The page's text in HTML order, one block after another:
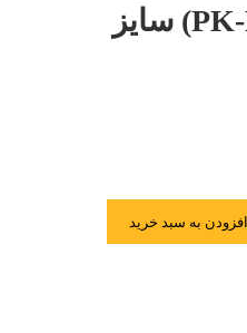
پی کی لوک (PK-LOK) سایز
افزودن به سبد خرید